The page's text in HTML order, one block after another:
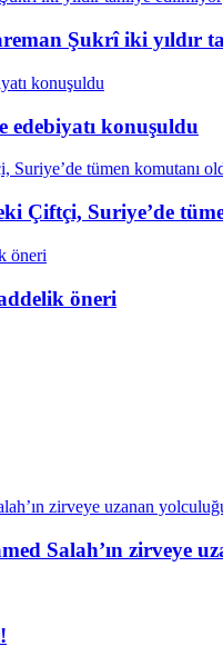
Şukrî iki yıldır
edebiyatı konuşuldu
Çiftçi, Suriye’de
öneri
Salah’ın zirveye